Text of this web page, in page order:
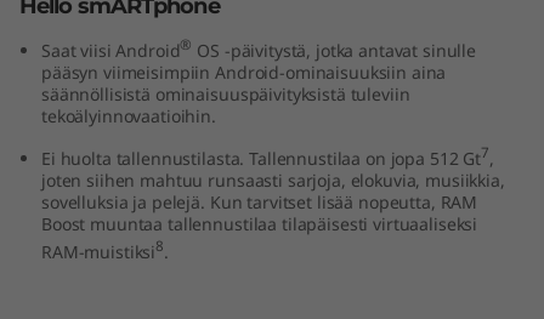
Hello smARTphone
Saat viisi Android® OS -päivitystä, jotka antavat sinulle
pääsyn viimeisimpiin Android-ominaisuuksiin aina
säännöllisistä ominaisuuspäivityksistä tuleviin
tekoälyinnovaatioihin.
Ei huolta tallennustilasta. Tallennustilaa on jopa 512 Gt7,
joten siihen mahtuu runsaasti sarjoja, elokuvia, musiikkia,
sovelluksia ja pelejä. Kun tarvitset lisää nopeutta, RAM
Boost muuntaa tallennustilaa tilapäisesti virtuaaliseksi
RAM-muistiksi8.